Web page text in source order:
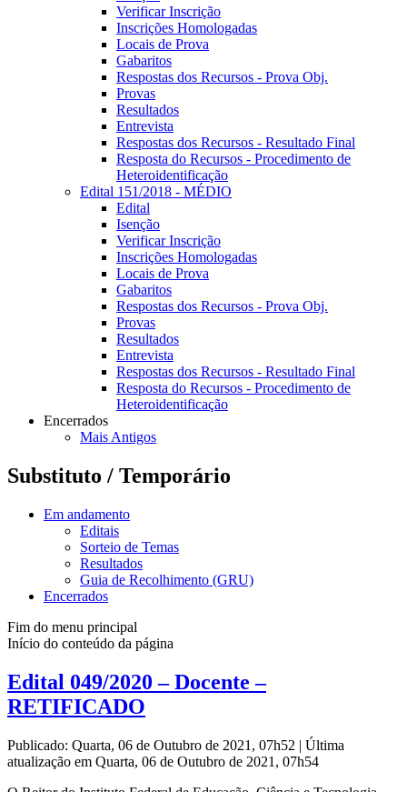
Verificar Inscrição
Inscrições Homologadas
Locais de Prova
Gabaritos
Respostas dos Recursos - Prova Obj.
Provas
Resultados
Entrevista
Respostas dos Recursos - Resultado Final
Resposta do Recursos - Procedimento de
Heteroidentificação
Edital 151/2018 - MÉDIO
Edital
Isenção
Verificar Inscrição
Inscrições Homologadas
Locais de Prova
Gabaritos
Respostas dos Recursos - Prova Obj.
Provas
Resultados
Entrevista
Respostas dos Recursos - Resultado Final
Resposta do Recursos - Procedimento de
Heteroidentificação
Encerrados
Mais Antigos
Substituto / Temporário
Em andamento
Editais
Sorteio de Temas
Resultados
Guia de Recolhimento (GRU)
Encerrados
Fim do menu principal
Início do conteúdo da página
Edital 049/2020 – Docente –
RETIFICADO
Publicado: Quarta, 06 de Outubro de 2021, 07h52 | Última
atualização em Quarta, 06 de Outubro de 2021, 07h54